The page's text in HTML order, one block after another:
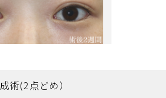
術(2点どめ）